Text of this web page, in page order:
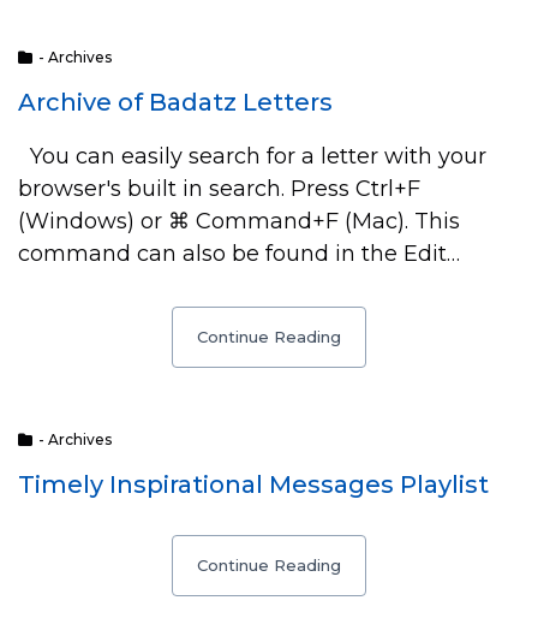
- Archives
Archive of Badatz Letters
You can easily search for a letter with your
browser's built in search. Press Ctrl+F
(Windows) or ⌘ Command+F (Mac). This
command can also be found in the Edit…
Continue Reading
- Archives
Timely Inspirational Messages Playlist
Continue Reading